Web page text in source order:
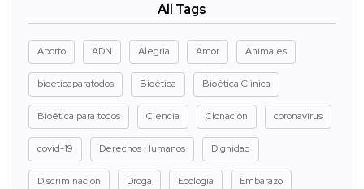
All Tags
Aborto ADN Alegria Amor Animales
bioeticaparatodos Bioética Bioética Clinica
Bioética para todos Ciencia Clonación coronavirus
covid-19 Derechos Humanos Dignidad
Discriminación Droga Ecología Embarazo